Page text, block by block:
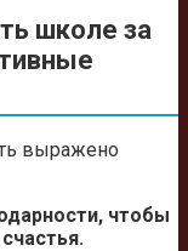
школе за
выражено
чтобы